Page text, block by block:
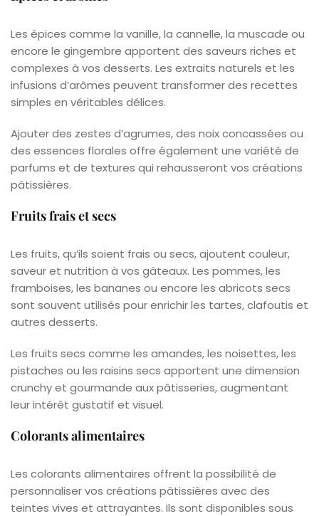
Les épices comme la vanille, la cannelle, la muscade ou
encore le gingembre apportent des saveurs riches et
complexes à vos desserts. Les extraits naturels et les
infusions d’arômes peuvent transformer des recettes
simples en véritables délices.
Ajouter des zestes d’agrumes, des noix concassées ou
des essences florales offre également une variété de
parfums et de textures qui rehausseront vos créations
pâtissières.
Fruits frais et secs
Les fruits, qu’ils soient frais ou secs, ajoutent couleur,
saveur et nutrition à vos gâteaux. Les pommes, les
framboises, les bananes ou encore les abricots secs
sont souvent utilisés pour enrichir les tartes, clafoutis et
autres desserts.
Les fruits secs comme les amandes, les noisettes, les
pistaches ou les raisins secs apportent une dimension
crunchy et gourmande aux pâtisseries, augmentant
leur intérêt gustatif et visuel.
Colorants alimentaires
Les colorants alimentaires offrent la possibilité de
personnaliser vos créations pâtissières avec des
teintes vives et attrayantes. Ils sont disponibles sous